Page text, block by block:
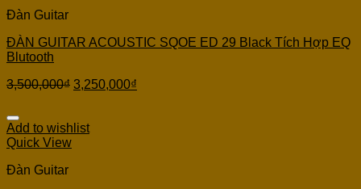
Đàn Guitar
ĐÀN GUITAR ACOUSTIC SQOE ED 29 Black Tích Hợp EQ
Blutooth
3,500,000₫ 3,250,000₫
Add to wishlist
Quick View
Đàn Guitar